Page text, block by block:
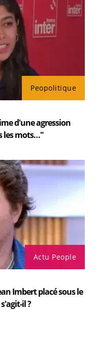
Peopolitique
d'une agression
les mots…"
Actu People
Imbert placé sous le
il ?